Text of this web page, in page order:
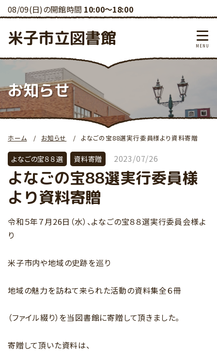
08/09(日)の開館時間 10:00～18:00
米子市立図書館
お知らせ
ホーム お知らせ よなごの宝88選実行委員様より資料寄贈
よなごの宝８８選 資料寄贈 2023/07/26
よなごの宝88選実行委員様
より資料寄贈
令和５年７月26日（水）、よなごの宝８８選実行委員会様よ
り
米子市内や地域の史跡を巡り
地域の魅力を訪ねて来られた活動の資料集全６冊
（ファイル綴り）を当図書館に寄贈して頂きました。
寄贈して頂いた資料は、